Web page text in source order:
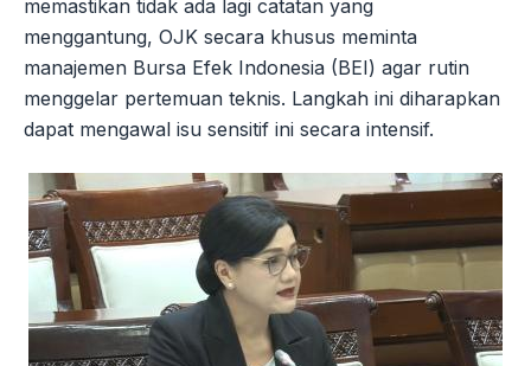
memastikan tidak ada lagi catatan yang
menggantung, OJK secara khusus meminta
manajemen Bursa Efek Indonesia (BEI) agar rutin
menggelar pertemuan teknis. Langkah ini diharapkan
dapat mengawal isu sensitif ini secara intensif.